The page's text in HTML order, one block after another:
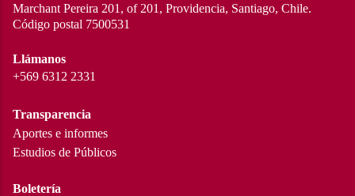
Marchant Pereira 201, of 201, Providencia, Santiago, Chile.
Código postal 7500531
Llámanos
+569 6312 2331
Transparencia
Aportes e informes
Estudios de Públicos
Boletería